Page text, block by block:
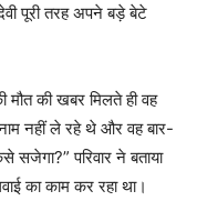
पूरी तरह अपने बड़े बेटे
मौत की खबर मिलते ही वह
नहीं ले रहे थे और वह बार-
सजेगा?” परिवार ने बताया
का काम कर रहा था।